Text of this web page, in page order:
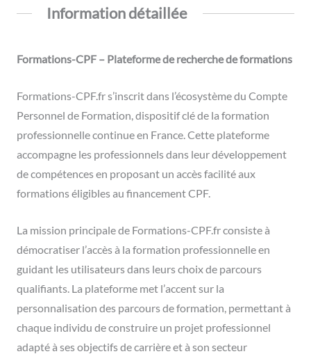
Information détaillée
Formations-CPF – Plateforme de recherche de formations
Formations-CPF.fr s’inscrit dans l’écosystème du Compte
Personnel de Formation, dispositif clé de la formation
professionnelle continue en France. Cette plateforme
accompagne les professionnels dans leur développement
de compétences en proposant un accès facilité aux
formations éligibles au financement CPF.
La mission principale de Formations-CPF.fr consiste à
démocratiser l’accès à la formation professionnelle en
guidant les utilisateurs dans leurs choix de parcours
qualifiants. La plateforme met l’accent sur la
personnalisation des parcours de formation, permettant à
chaque individu de construire un projet professionnel
adapté à ses objectifs de carrière et à son secteur